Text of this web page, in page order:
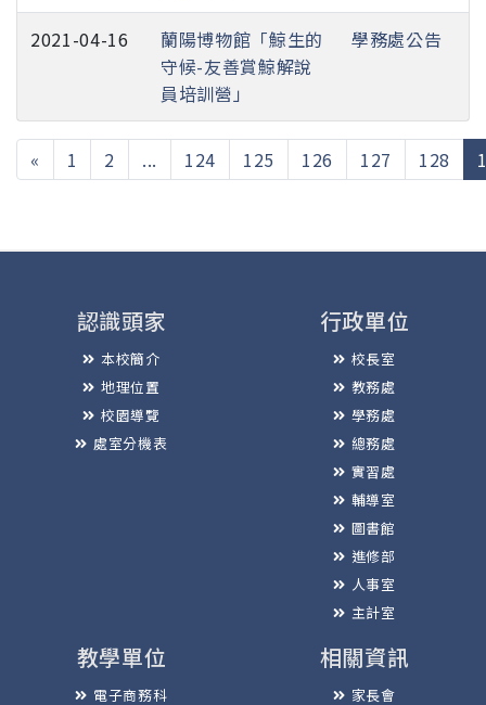
2021-04-16
蘭陽博物館「鯨生的
守候-友善賞鯨解說
員培訓營」
學務處公告
« 1 2 ... 124 125 126 127 128
認識頭家
本校簡介
地理位置
校園導覽
處室分機表
行政單位
校長室
教務處
學務處
總務處
實習處
輔導室
圖書館
進修部
人事室
主計室
教學單位
電子商務科
相關資訊
家長會